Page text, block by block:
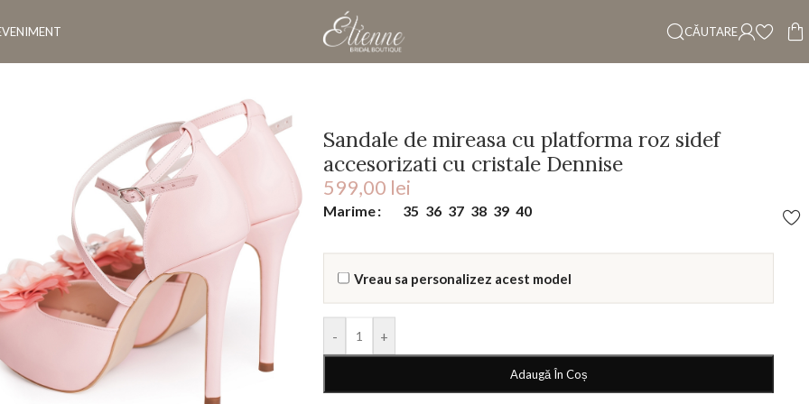
CĂUTARE
Sandale de mireasa cu platforma roz sidef
accesorizati cu cristale Dennise
599,00 lei
Marime 35 36 37 38 39 40
Vreau sa personalizez acest model
- +
Adaugă În Coș